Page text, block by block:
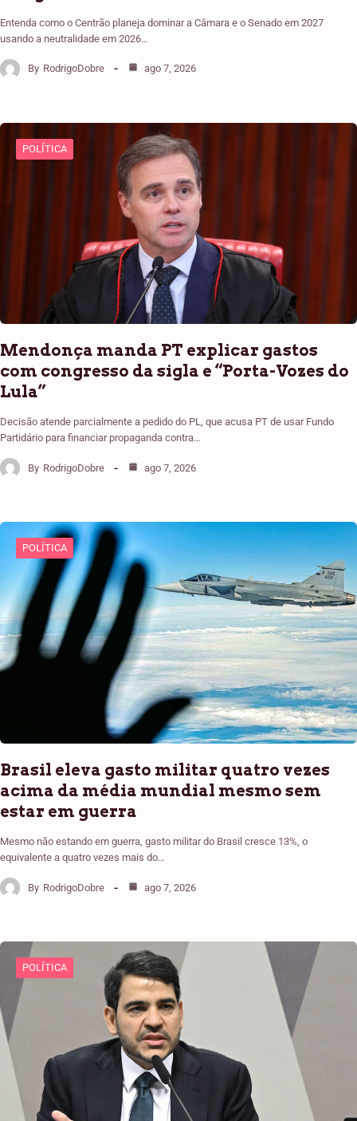
Entenda como o Centrão planeja dominar a Câmara e o Senado em 2027
usando a neutralidade em 2026…
By RodrigoDobre ago 7, 2026
POLÍTICA
Mendonça manda PT explicar gastos
com congresso da sigla e “Porta-Vozes do
Lula”
Decisão atende parcialmente a pedido do PL, que acusa PT de usar Fundo
Partidário para financiar propaganda contra…
By RodrigoDobre ago 7, 2026
POLÍTICA
Brasil eleva gasto militar quatro vezes
acima da média mundial mesmo sem
estar em guerra
Mesmo não estando em guerra, gasto militar do Brasil cresce 13%, o
equivalente a quatro vezes mais do…
By RodrigoDobre ago 7, 2026
POLÍTICA